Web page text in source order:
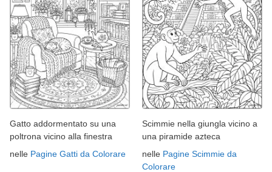
Gatto addormentato su una
poltrona vicino alla finestra
nelle Pagine Gatti da Colorare
Scimmie nella giungla vicino a
una piramide azteca
nelle Pagine Scimmie da
Colorare